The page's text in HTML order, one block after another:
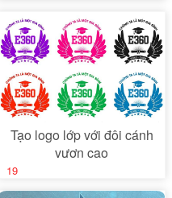
Tạo logo lớp với đôi cánh
vươn cao
19